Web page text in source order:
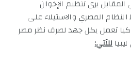
يرى تنظيم الإخوان
المصري والاستيلاء على
تعمل بكل جهد لصرف نظر مصر
للآتي: